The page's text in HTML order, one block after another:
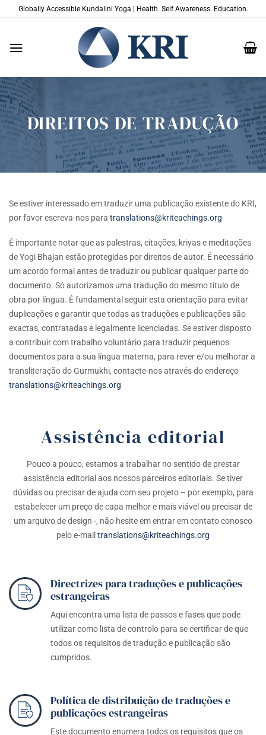
Globally Accessible Kundalini Yoga | Health. Self Awareness. Education.
DIREITOS DE TRADUÇÃO
Se estiver interessado em traduzir uma publicação existente do KRI,
por favor escreva-nos para translations@kriteachings.org
É importante notar que as palestras, citações, kriyas e meditações
de Yogi Bhajan estão protegidas por direitos de autor. É necessário
um acordo formal antes de traduzir ou publicar qualquer parte do
documento. Só autorizamos uma tradução do mesmo título de
obra por língua. É fundamental seguir esta orientação para evitar
duplicações e garantir que todas as traduções e publicações são
exactas, contratadas e legalmente licenciadas. Se estiver disposto
a contribuir com trabalho voluntário para traduzir pequenos
documentos para a sua língua materna, para rever e/ou melhorar a
transliteração do Gurmukhi, contacte-nos através do endereço
translations@kriteachings.org
Assistência editorial
Pouco a pouco, estamos a trabalhar no sentido de prestar
assistência editorial aos nossos parceiros editoriais. Se tiver
dúvidas ou precisar de ajuda com seu projeto – por exemplo, para
estabelecer um preço de capa melhor e mais viável ou precisar de
um arquivo de design -, não hesite em entrar em contato conosco
pelo e-mail translations@kriteachings.org
Directrizes para traduções e publicações
estrangeiras
Aqui encontra uma lista de passos e fases que pode
utilizar como lista de controlo para se certificar de que
todos os requisitos de tradução e publicação são
cumpridos.
Política de distribuição de traduções e
publicações estrangeiras
Este documento enumera todos os requisitos que os